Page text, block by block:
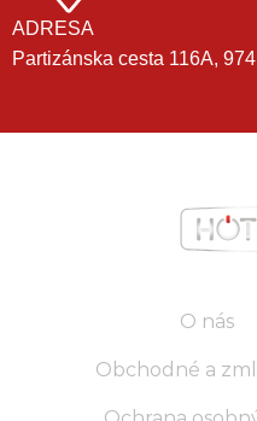
ADRESA
Partizánska cesta 116A,
O nás
Obchodné a